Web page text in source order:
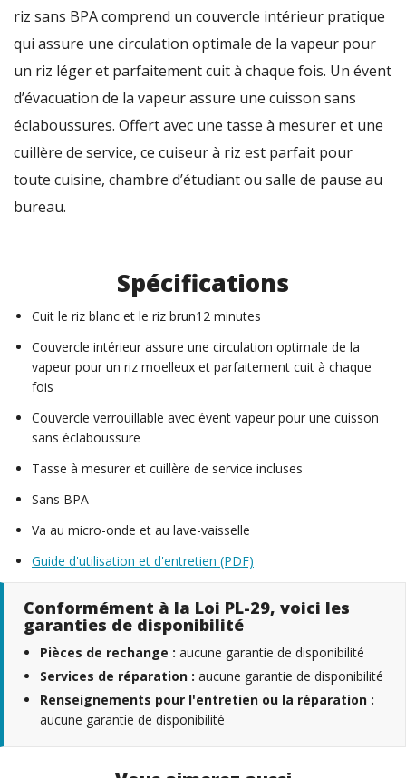
riz sans BPA comprend un couvercle intérieur pratique
qui assure une circulation optimale de la vapeur pour
un riz léger et parfaitement cuit à chaque fois. Un évent
d’évacuation de la vapeur assure une cuisson sans
éclaboussures. Offert avec une tasse à mesurer et une
cuillère de service, ce cuiseur à riz est parfait pour
toute cuisine, chambre d’étudiant ou salle de pause au
bureau.
Spécifications
Cuit le riz blanc et le riz brun12 minutes
Couvercle intérieur assure une circulation optimale de la
vapeur pour un riz moelleux et parfaitement cuit à chaque
fois
Couvercle verrouillable avec évent vapeur pour une cuisson
sans éclaboussure
Tasse à mesurer et cuillère de service incluses
Sans BPA
Va au micro-onde et au lave-vaisselle
Guide d'utilisation et d'entretien (PDF)
Conformément à la Loi PL-29, voici les
garanties de disponibilité
Pièces de rechange : aucune garantie de disponibilité
Services de réparation : aucune garantie de disponibilité
Renseignements pour l'entretien ou la réparation :
aucune garantie de disponibilité